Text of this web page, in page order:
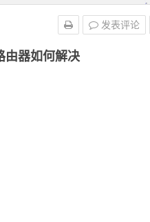
由器如何解决
发表评论